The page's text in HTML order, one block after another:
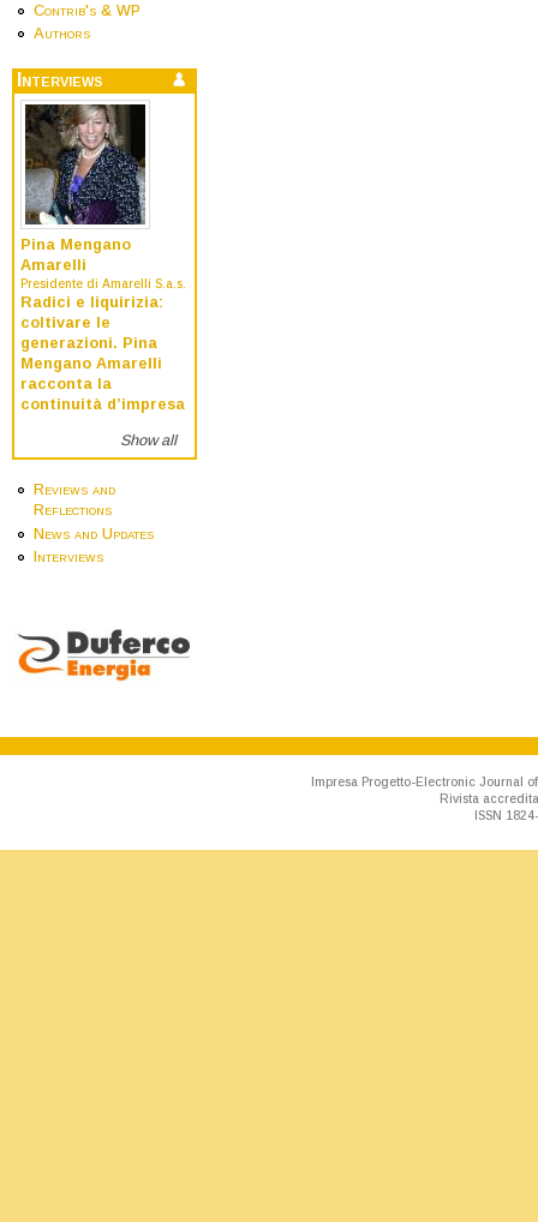
Contrib's & WP
Authors
Interviews
Pina Mengano
Amarelli
Presidente di Amarelli S.a.s.
Radici e liquirizia:
coltivare le
generazioni. Pina
Mengano Amarelli
racconta la
continuità d’impresa
Show all
Reviews and
Reflections
News and Updates
Interviews
Impresa Progetto-Electronic Journal
Rivista
ISSN